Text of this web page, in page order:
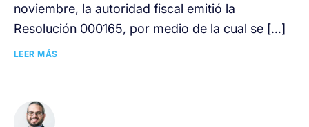
noviembre, la autoridad fiscal emitió la
Resolución 000165, por medio de la cual se […]
LEER MÁS